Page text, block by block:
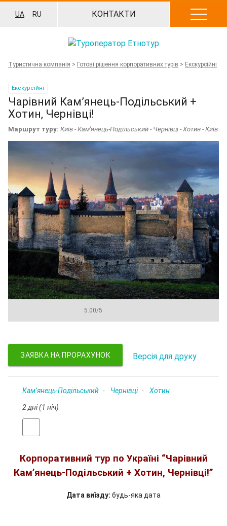
UA RU КОНТАКТИ
Туристична компанія > Готові рішення корпоративних турів > Екскурсійні
Екскурсійні
Чарівний Кам’янець-Подільський +
Хотин, Чернівці!
Маршрут туру: Київ - Кам'янець-Подільський - Чернівці - Хотин - Київ
5.00/5
ЗАЯВКА НА ПРОРАХУНОК Версія для друку
Кам’янець-Подільський Чернівці Хотин
2 дні (1 ніч)
Корпоративний тур по Україні “Чарівний
Кам’янець-Подільський + Хотин, Чернівці!”
Дата виїзду: будь-яка дата